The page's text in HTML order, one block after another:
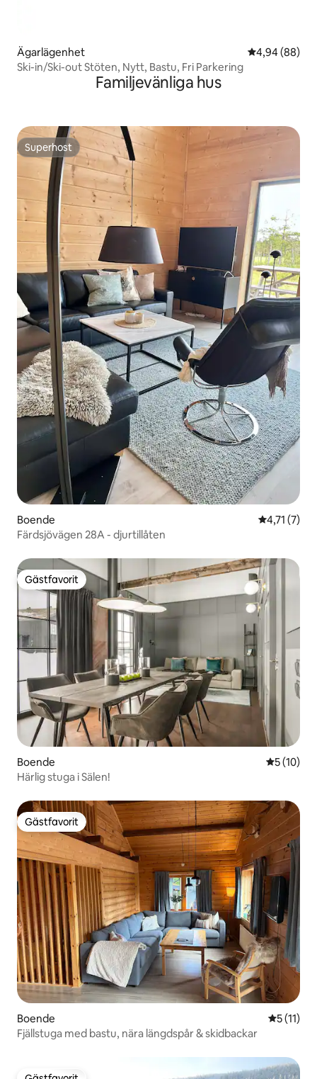
Ägarlägenhet 4,94 av 5 i
4,94 (88)
Ski-in/Ski-out Stöten, Nytt, Bastu, Fri Parkering
Familjevänliga hus
Superhost
Superhost
Boende 4,71 av 5 i
4,71 (7)
Färdsjövägen 28A - djurtillåten
Gästfavorit
Gästfavorit
Boende 5 av 5 i
5 (10)
Härlig stuga i Sälen!
Gästfavorit
Gästfavorit
Boende 5 av 5 i
5 (11)
Fjällstuga med bastu, nära längdspår & skidbackar